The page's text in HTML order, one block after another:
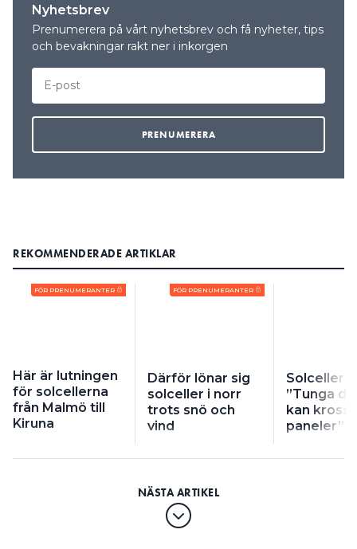
Nyhetsbrev
Prenumerera på vårt nyhetsbrev och få nyheter, tips
och bevakningar rakt ner i inkorgen
REKOMMENDERADE ARTIKLAR
FÖR PRENUMERANTER
Här är lutningen
för solcellerna
från Malmö till
Kiruna
FÖR PRENUMERANTER
Därför lönar sig
solceller i norr
trots snö och
vind
Solceller i
”Tunga
kan krossa
paneler”